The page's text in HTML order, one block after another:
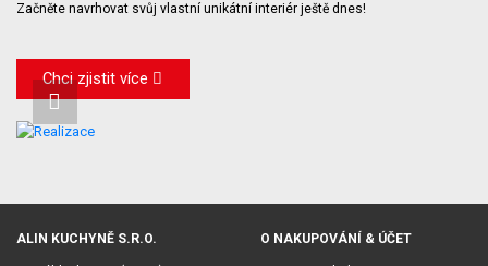
Začněte navrhovat svůj vlastní unikátní interiér ještě dnes!
Chci zjistit více
ALIN KUCHYNĚ S.R.O. O NAKUPOVÁNÍ & ÚČET